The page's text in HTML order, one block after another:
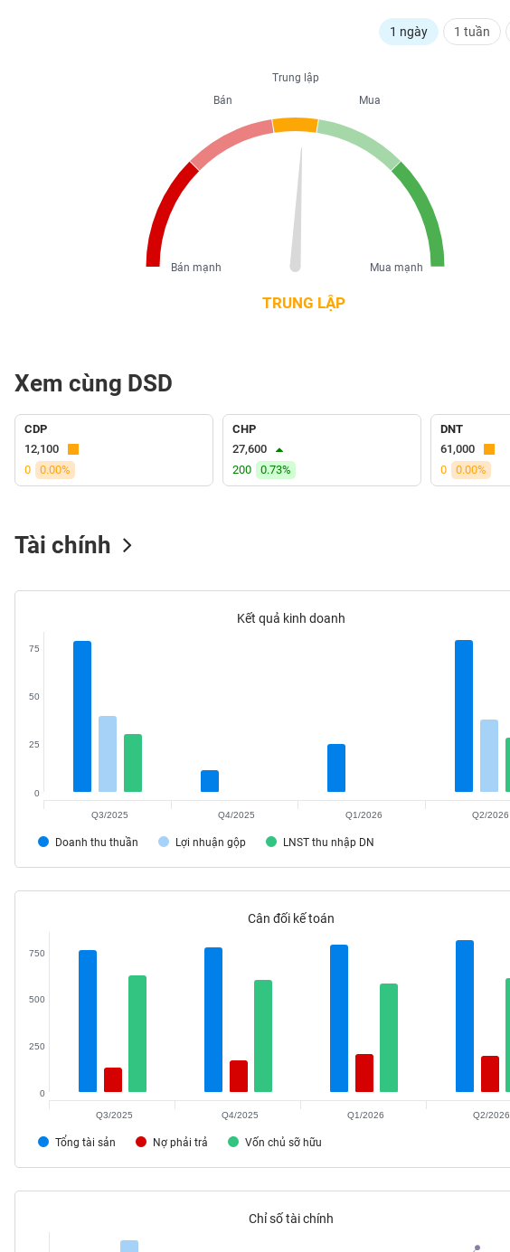
1 ngày 1 tuần
TRUNG LẬP
Trung lập
Mua
Mua mạnh
Bán
Bán mạnh
Xem cùng DSD
CDP
12,100
0
0.00%
CHP
27,600
200
0.73%
DNT
61,000
0
0.00%
Tài chính
Kết quả kinh doanh
Doanh thu thuần Lợi nhuận gộp LNST thu nhập DN
0
25
50
75
Q3/2025 Q4/2025 Q1/2026 Q2/2026
Cân đối kế toán
Tổng tài sản Nợ phải trả Vốn chủ sỡ hữu
0
250
500
750
Q3/2025 Q4/2025 Q1/2026 Q2/2026
Chỉ số tài chính
(-)
VS-
SECTOR
NGUYÊN
NGHIỆP
TIÊU
DÙNG
YẾU
TIÊU
THIẾT